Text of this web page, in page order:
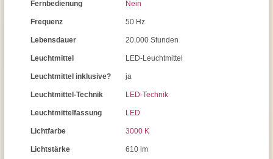
Fernbedienung Nein
Frequenz 50 Hz
Lebensdauer 20.000 Stunden
Leuchtmittel LED-Leuchtmittel
Leuchtmittel inklusive? ja
Leuchtmittel-Technik LED-Technik
Leuchtmittelfassung LED
Lichtfarbe 3000 K
Lichtstärke 610 lm